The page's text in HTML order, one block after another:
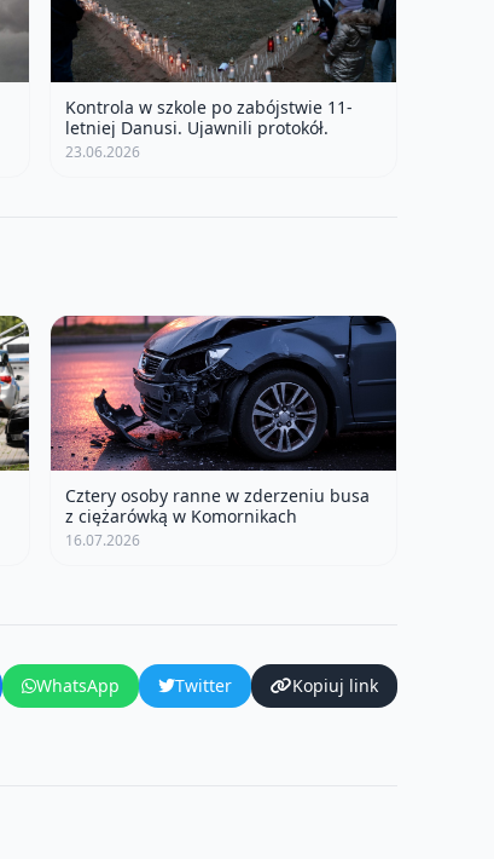
Kontrola w szkole po zabójstwie 11-
letniej Danusi. Ujawnili protokół.
23.06.2026
Cztery osoby ranne w zderzeniu busa
z ciężarówką w Komornikach
16.07.2026
WhatsApp Twitter Kopiuj link